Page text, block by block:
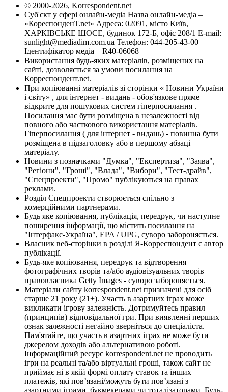
© 2000-2026, Korrespondent.net
Суб'єкт у сфері онлайн-медіа Назва онлайн-медіа –
«КореспонденТ.net» Адреса: 02091, місто Київ,
ХАРКІВСЬКЕ ШОСЕ, будинок 172-Б, офіс 208/1 E-mail:
sunlight@mediadim.com.ua Телефон: 044-205-43-00
Ідентифікатор медіа – R40-06068
Використання будь-яких матеріалів, розміщених на
сайті, дозволяється за умови посилання на
Корреспондент.net.
При копіюванні матеріалів зі сторінки « Новини України
і світу» , для інтернет - видань - обов'язкове пряме
відкрите для пошукових систем гіперпосилання .
Посилання має бути розміщена в незалежності від
повного або часткового використання матеріалів.
Гіперпосилання ( для інтернет - видань) - повинна бути
розміщена в підзаголовку або в першому абзаці
матеріалу.
Новини з позначками "Думка", "Експертиза", "Заява",
"Регіони", "Гроші", "Влада", "Вибори", "Тест-драйв",
"Спецпроекти", "Промо" публікуються на правах
реклами.
Розділ Спецпроекти створюється спільно з
комерційними партнерами.
Будь яке копіювання, публікація, передрук, чи наступне
поширення інформації, що містить посилання на
"Інтерфакс-Україна", EPA / UPG, суворо забороняється.
Власник веб-сторінки в розділі Я-Корреспондент є автор
публікації.
Будь-яке копіювання, передрук та відтворення
фотографічних творів та/або аудіовізуальних творів
правовласника Getty Images - суворо забороняється.
Матеріали сайту korrespondent.net призначені для осіб
старше 21 року (21+). Участь в азартних іграх може
викликати ігрову залежність. Дотримуйтесь правил
(принципів) відповідальної гри. При виявленні перших
ознак залежності негайно зверніться до спеціаліста.
Пам'ятайте, що участь в азартних іграх не може бути
джерелом доходів або альтернативою роботі.
Інформаційний ресурс korrespondent.net не проводить
ігри на реальні та/або віртуальні гроші, також сайт не
приймає ні в якій формі оплату ставок та інших
платежів, які пов’язані/можуть бути пов’язані з
азартними іграми, букмекерами чи тоталізаторами. Будь-